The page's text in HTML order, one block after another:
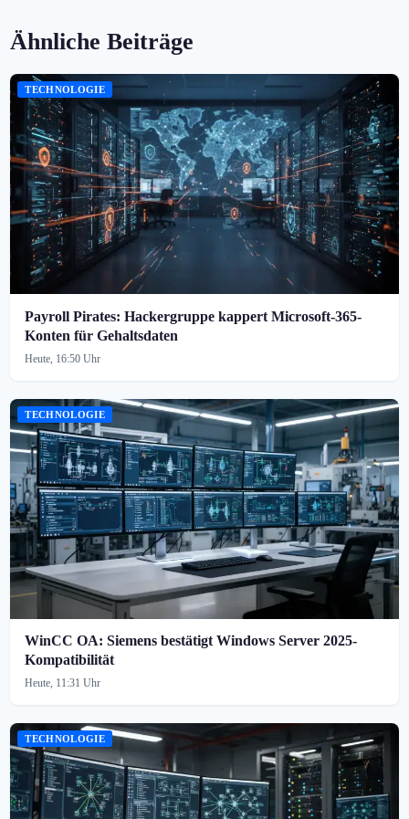
Ähnliche Beiträge
TECHNOLOGIE
Payroll Pirates: Hackergruppe kappert Microsoft-365-
Konten für Gehaltsdaten
Heute, 16:50 Uhr
TECHNOLOGIE
WinCC OA: Siemens bestätigt Windows Server 2025-
Kompatibilität
Heute, 11:31 Uhr
TECHNOLOGIE